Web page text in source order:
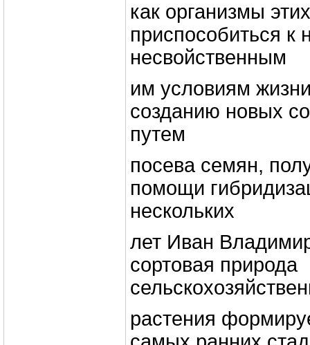
как организмы
приспособиться к
несвойственным
им условиям
созданию новых
путем
посева семян,
помощи
нескольких
лет Иван
сортовая природа
растения